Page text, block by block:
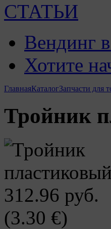
СТАТЬИ
Вендинг
Хотите
ГлавнаяКаталогЗапчасти для
Тройник
312.96 руб.
(3.30 €)